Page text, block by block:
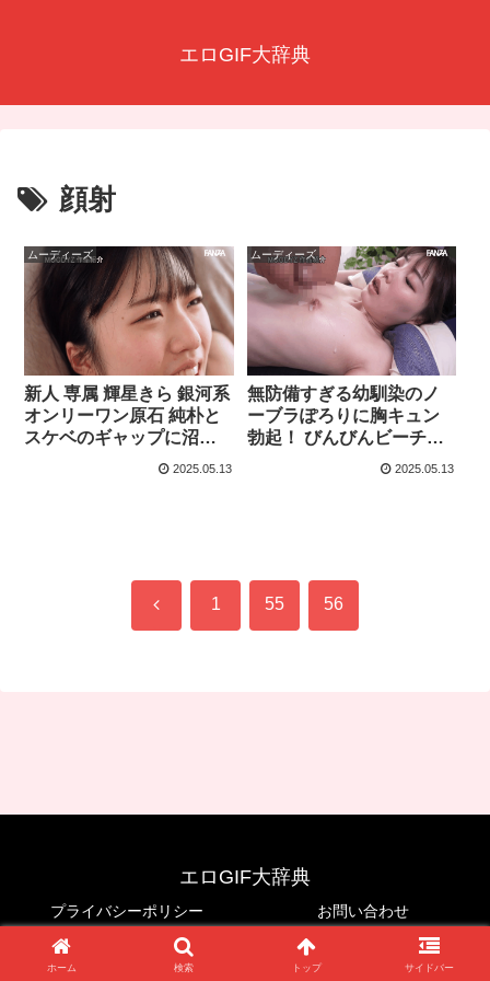
エロGIF大辞典
顔射
ムーディーズ
新人 専属 輝星きら 銀河系
オンリーワン原石 純朴と
スケベのギャップに沼る
2025.05.13
ムーディーズ
無防備すぎる幼馴染のノ
ーブラぽろりに胸キュン
勃起！ びんびんビーチク
に我慢できず乳首こねく
2025.05.13
前 1 55 56
エロGIF大辞典
プライバシーポリシー お問い合わせ
© 2025 エロGIF大辞典.
ホーム 検索 トップ サイドバー